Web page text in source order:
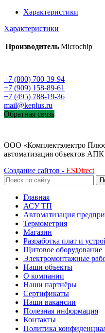
Характеристики
Характеристики
Производитель Microchip
+7 (800) 700-39-94
+7 (909) 158-89-61
+7 (495) 788-19-36
mail@keplus.ru
Обратная связь
ООО «Комплектэлектро
автоматизация объектов АПК
Создание сайтов - ESDirect
Главная
АСУ ТП
Автоматизация
Термометрия
Магазин
Разработка плат и
Щитовое оборудование
Электромонтажные
Наши объекты
О компании
Наши партнёры
Сертификаты
Наши вакансии
Полезная информация
Контакты
Политика